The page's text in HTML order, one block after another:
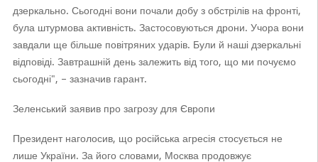
дзеркально. Сьогодні вони почали добу з обстрілів на фронті,
була штурмова активність. Застосовуються дрони. Учора вони
завдали ще більше повітряних ударів. Були й наші дзеркальні
відповіді. Завтрашній день залежить від того, що ми почуємо
сьогодні", – зазначив гарант.
Зеленський заявив про загрозу для Європи
Президент наголосив, що російська агресія стосується не
лише України. За його словами, Москва продовжує